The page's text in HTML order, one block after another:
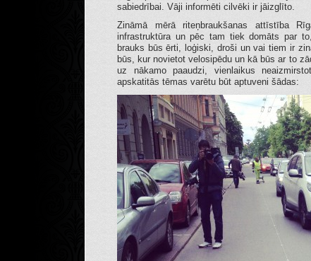
sabiedrībai. Vāji informēti cilvēki ir jāizglīto.
Zināmā mērā riteņbraukšanas attīstība
infrastruktūra un pēc tam tiek domāts par
brauks būs ērti, loģiski, droši un vai tiem ir
būs, kur novietot velosipēdu un kā būs ar to
uz nākamo paaudzi, vienlaikus
apskatitās tēmas varētu būt aptuveni šādas: